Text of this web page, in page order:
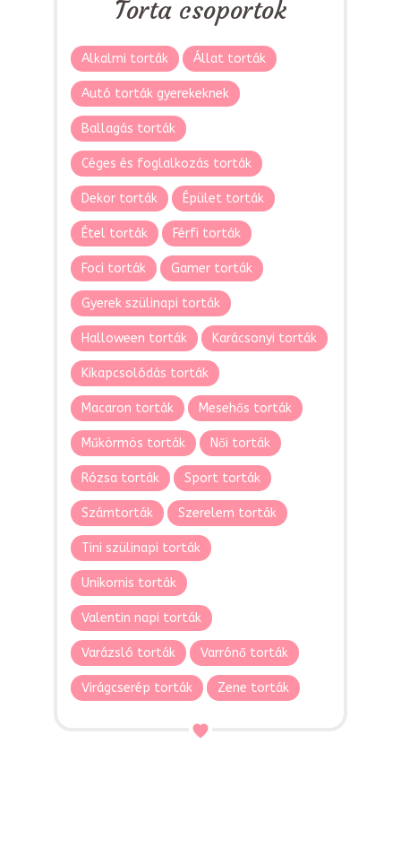
Torta csoportok
Alkalmi torták Állat torták
Autó torták gyerekeknek
Ballagás torták
Céges és foglalkozás torták
Dekor torták Épület torták
Étel torták Férfi torták
Foci torták Gamer torták
Gyerek szülinapi torták
Halloween torták Karácsonyi torták
Kikapcsolódás torták
Macaron torták Mesehős torták
Műkörmös torták Női torták
Rózsa torták Sport torták
Számtorták Szerelem torták
Tini szülinapi torták
Unikornis torták
Valentin napi torták
Varázsló torták Varrónő torták
Virágcserép torták Zene torták